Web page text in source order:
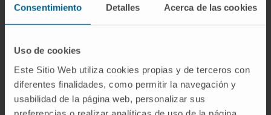
Consentimiento Detalles Acerca de las cookies
Uso de cookies
Este Sitio Web utiliza cookies propias y de terceros con
diferentes finalidades, como permitir la navegación y
usabilidad de la página web, personalizar sus
En docencia
Profesora clínica asociada en la asignatura
de Pediatría en Facultad de Medicina de la